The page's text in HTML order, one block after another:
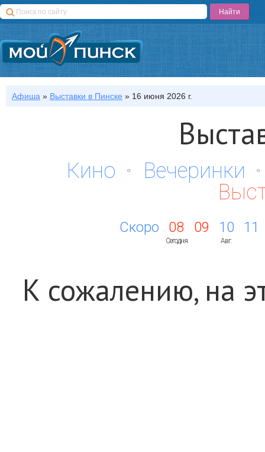
Афиша » Выставки в Пинске » 16 июня 2026 г.
Кино
Вечеринки
Скоро 08
Сегодня
09 10
Авг.
11
К сожалению, на